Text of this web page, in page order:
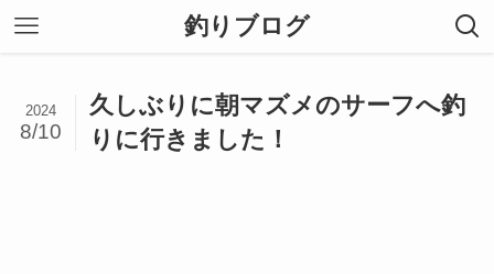
釣りブログ
久しぶりに朝マズメのサーフへ釣
りに行きました！
2024
8/10